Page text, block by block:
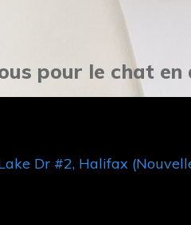
pour le chat en
Dr #2, Halifax